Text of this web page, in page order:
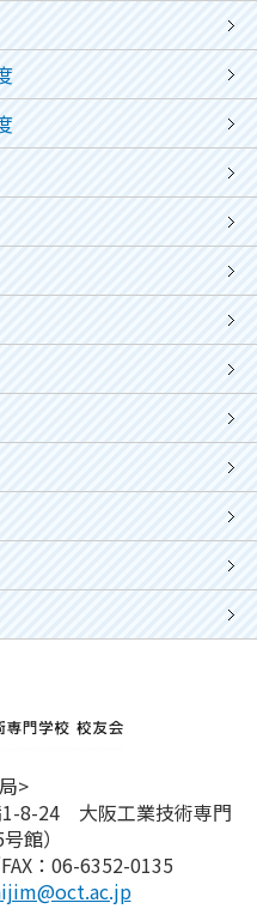
>
8-24 大阪工業技術専門
館）
：06-6352-0135